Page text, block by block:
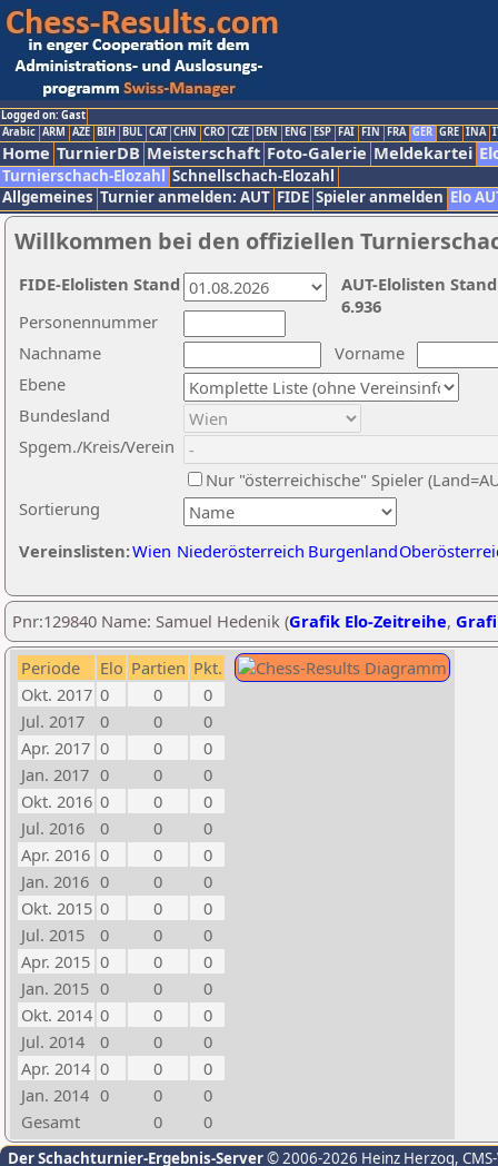
Logged on: Gast
Arabic ARM AZE BIH BUL CAT CHN CRO CZE DEN ENG ESP FAI FIN FRA GER GRE INA
Home TurnierDB Meisterschaft Foto-Galerie Meldekartei
Turnierschach-Elozahl Schnellschach-Elozahl
Allgemeines Turnier anmelden: AUT FIDE Spieler anmelden Elo
Willkommen bei den offiziellen
Nachname
Vorname
Ebene
Sortierung
Personennummer
Bundesland
Spgem./Kreis/Verein
Nur "österreichische" Spieler
Vereinslisten:Wien Niederösterreich Burgenland
AUT-Elolisten
6.936
FIDE-Elolisten Stand
Pnr:129840 Name: Samuel Hedenik (Grafik Elo-Zeitreihe,
Periode Elo Partien Pkt.
Okt. 2017 0 0
0
Jul. 2017
0 0
0
Apr. 2017 0 0
0
Jan. 2017 0 0
0
Okt. 2016 0 0
0
Jul. 2016
0 0
0
Apr. 2016 0 0
0
Jan. 2016 0 0
0
Okt. 2015 0 0
0
Jul. 2015
0 0
0
Apr. 2015 0 0
0
Jan. 2015 0 0
0
Okt. 2014 0 0
0
Jul. 2014
0 0
0
Apr. 2014 0 0
0
Jan. 2014 0 0
0
Gesamt
0 0
Der Schachturnier-Ergebnis-Server© 2006-2026 Heinz Herzog,